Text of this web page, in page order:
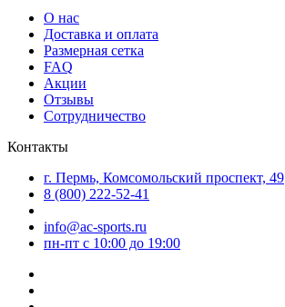
О нас
Доставка и оплата
Размерная сетка
FAQ
Акции
Отзывы
Сотрудничество
Контакты
г. Пермь, Комсомольский проспект, 49
8 (800) 222-52-41
info@ac-sports.ru
пн-пт c 10:00 до 19:00